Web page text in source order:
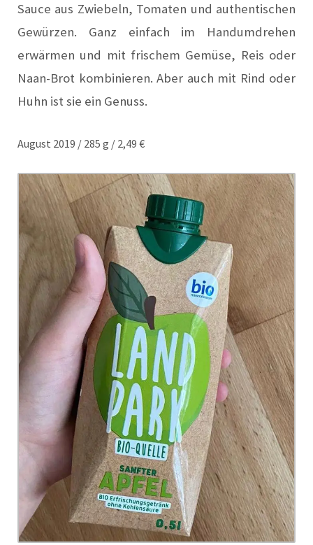
Sauce aus Zwiebeln, Tomaten und authentischen
Gewürzen. Ganz einfach im Handumdrehen
erwärmen und mit frischem Gemüse, Reis oder
Naan-Brot kombinieren. Aber auch mit Rind oder
Huhn ist sie ein Genuss.
August 2019 / 285 g / 2,49 €